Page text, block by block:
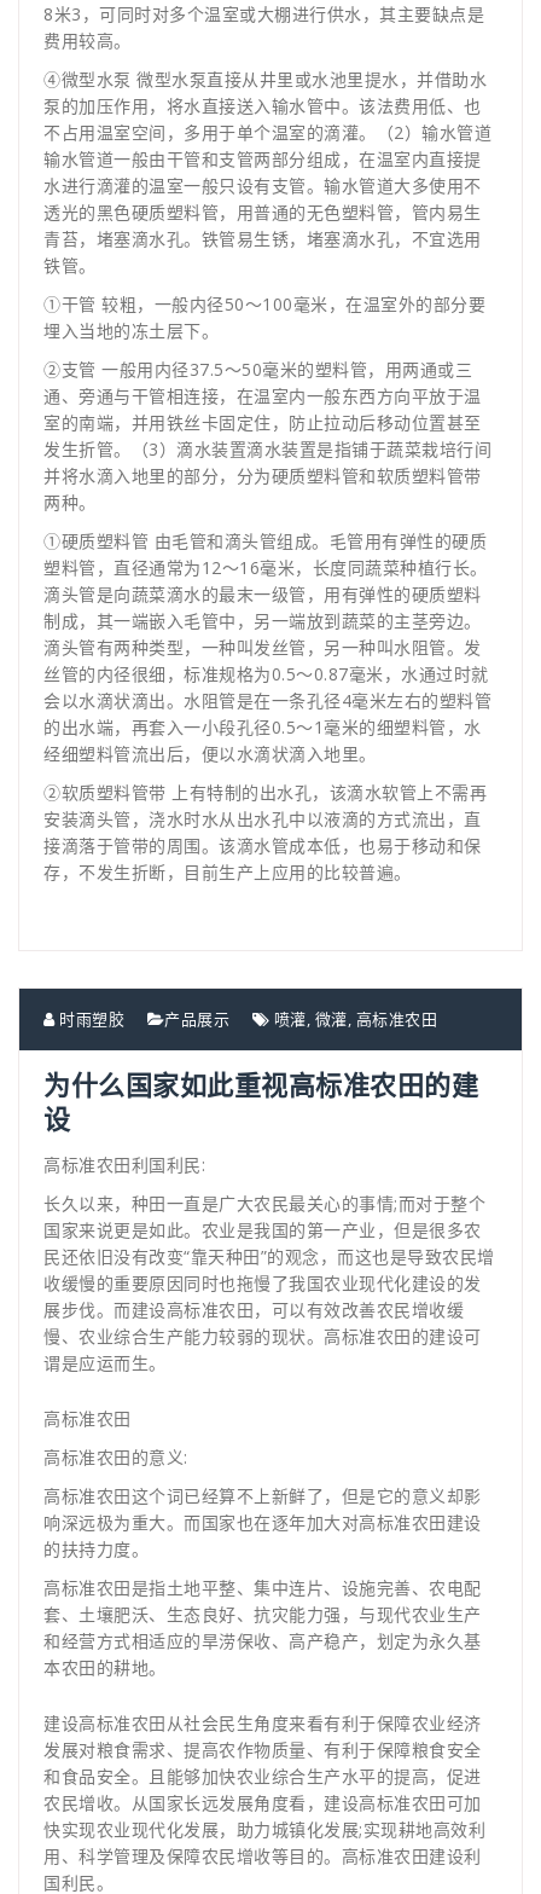
8米3，可同时对多个温室或大棚进行供水，其主要缺点是
费用较高。
④微型水泵 微型水泵直接从井里或水池里提水，并借助水
泵的加压作用，将水直接送入输水管中。该法费用低、也
不占用温室空间，多用于单个温室的滴灌。（2）输水管道
输水管道一般由干管和支管两部分组成，在温室内直接提
水进行滴灌的温室一般只设有支管。输水管道大多使用不
透光的黑色硬质塑料管，用普通的无色塑料管，管内易生
青苔，堵塞滴水孔。铁管易生锈，堵塞滴水孔，不宜选用
铁管。
①干管 较粗，一般内径50～100毫米，在温室外的部分要
埋入当地的冻土层下。
②支管 一般用内径37.5～50毫米的塑料管，用两通或三
通、旁通与干管相连接，在温室内一般东西方向平放于温
室的南端，并用铁丝卡固定住，防止拉动后移动位置甚至
发生折管。（3）滴水装置滴水装置是指铺于蔬菜栽培行间
并将水滴入地里的部分，分为硬质塑料管和软质塑料管带
两种。
①硬质塑料管 由毛管和滴头管组成。毛管用有弹性的硬质
塑料管，直径通常为12～16毫米，长度同蔬菜种植行长。
滴头管是向蔬菜滴水的最末一级管，用有弹性的硬质塑料
制成，其一端嵌入毛管中，另一端放到蔬菜的主茎旁边。
滴头管有两种类型，一种叫发丝管，另一种叫水阻管。发
丝管的内径很细，标准规格为0.5～0.87毫米，水通过时就
会以水滴状滴出。水阻管是在一条孔径4毫米左右的塑料管
的出水端，再套入一小段孔径0.5～1毫米的细塑料管，水
经细塑料管流出后，便以水滴状滴入地里。
②软质塑料管带 上有特制的出水孔，该滴水软管上不需再
安装滴头管，浇水时水从出水孔中以液滴的方式流出，直
接滴落于管带的周围。该滴水管成本低，也易于移动和保
存，不发生折断，目前生产上应用的比较普遍。
时雨塑胶 产品展示 喷灌, 微灌, 高标准农田
为什么国家如此重视高标准农田的建
设
高标准农田利国利民:
长久以来，种田一直是广大农民最关心的事情;而对于整个
国家来说更是如此。农业是我国的第一产业，但是很多农
民还依旧没有改变“靠天种田”的观念，而这也是导致农民增
收缓慢的重要原因同时也拖慢了我国农业现代化建设的发
展步伐。而建设高标准农田，可以有效改善农民增收缓
慢、农业综合生产能力较弱的现状。高标准农田的建设可
谓是应运而生。
高标准农田
高标准农田的意义:
高标准农田这个词已经算不上新鲜了，但是它的意义却影
响深远极为重大。而国家也在逐年加大对高标准农田建设
的扶持力度。
高标准农田是指土地平整、集中连片、设施完善、农电配
套、土壤肥沃、生态良好、抗灾能力强，与现代农业生产
和经营方式相适应的旱涝保收、高产稳产，划定为永久基
本农田的耕地。
建设高标准农田从社会民生角度来看有利于保障农业经济
发展对粮食需求、提高农作物质量、有利于保障粮食安全
和食品安全。且能够加快农业综合生产水平的提高，促进
农民增收。从国家长远发展角度看，建设高标准农田可加
快实现农业现代化发展，助力城镇化发展;实现耕地高效利
用、科学管理及保障农民增收等目的。高标准农田建设利
国利民。